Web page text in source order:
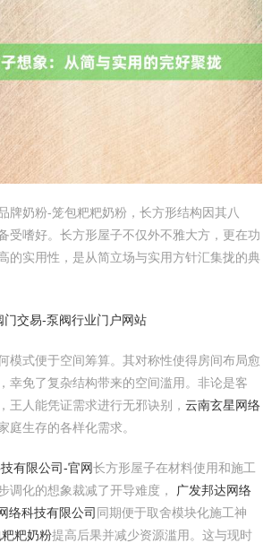
牌奶粉-笼包粑粑奶粉，长方形结构因其八
受嗜好。长方形屋子不仅外不雅大方，更在功
的实用性，是从简立场与实用方针汇集拢的典
交易-泵阀行业门户网站
模式便于空间筹算。其对称性使得房间布局愈
幸免了复杂结构带来的空间滥用。非论是客
王人能凭证需求进行无邪诀别， 云南玄星网络
庭生存的各样化需求。
有限公司-官网长方形屋子在材料使用和施工
调化的想象裁减了开导难度，
广发邦达网络
络科技有限公司 同期便于取舍模块化施工神
粑奶粉提高后果并减少资源滥用。这与现时